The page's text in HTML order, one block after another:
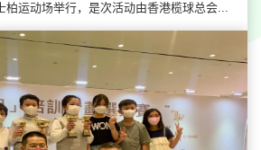
柏运动场举行，是次活动由香港榄球总会...